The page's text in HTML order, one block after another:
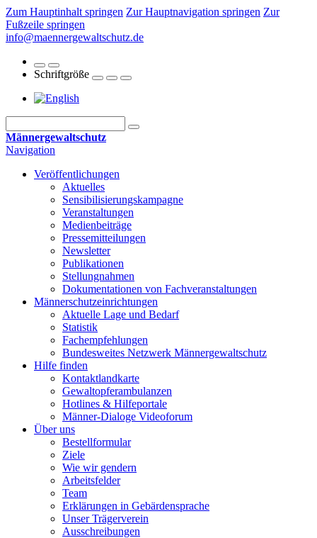
Zum Hauptinhalt springen Zur Hauptnavigation springen Zur
Fußzeile springen
info@maennergewaltschutz.de
Schriftgröße
Männergewaltschutz
Navigation
Veröffentlichungen
Aktuelles
Sensibilisierungskampagne
Veranstaltungen
Medienbeiträge
Pressemitteilungen
Newsletter
Publikationen
Stellungnahmen
Dokumentationen von Fachveranstaltungen
Männerschutz­einrichtungen
Aktuelle Lage und Bedarf
Statistik
Fachempfehlungen
Bundesweites Netzwerk Männergewaltschutz
Hilfe finden
Kontaktlandkarte
Gewaltopfer­ambulanzen
Hotlines & Hilfeportale
Männer-Dialoge Videoforum
Über uns
Bestellformular
Ziele
Wie wir gendern
Arbeitsfelder
Team
Erklärungen in Gebärdensprache
Unser Trägerverein
Ausschreibungen